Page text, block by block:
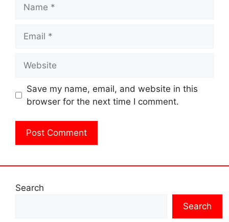
Save my name, email, and website in this
browser for the next time I comment.
Search
Search